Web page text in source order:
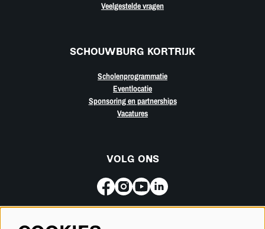
Veelgestelde vragen
SCHOUWBURG KORTRIJK
Scholenprogrammatie
Eventlocatie
Sponsoring en partnerships
Vacatures
VOLG ONS